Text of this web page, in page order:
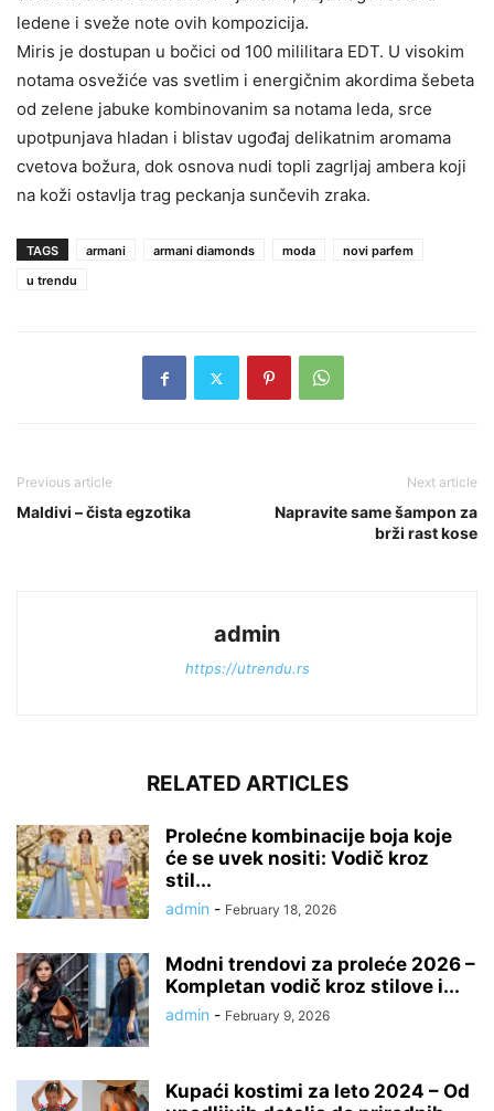
ledene i sveže note ovih kompozicija.
Miris je dostupan u bočici od 100 mililitara EDT. U visokim
notama osvežiće vas svetlim i energičnim akordima šebeta
od zelene jabuke kombinovanim sa notama leda, srce
upotpunjava hladan i blistav ugođaj delikatnim aromama
cvetova božura, dok osnova nudi topli zagrljaj ambera koji
na koži ostavlja trag peckanja sunčevih zraka.
TAGS armani armani diamonds moda
novi parfem
u trendu
Previous article
Maldivi – čista egzotika
Next article
Napravite same šampon za
brži rast kose
admin
https://utrendu.rs
RELATED ARTICLES
Prolećne kombinacije boja koje
će se uvek nositi: Vodič kroz
stil...
admin - February 18, 2026
Modni trendovi za proleće 2026 –
Kompletan vodič kroz stilove i...
admin - February 9, 2026
Kupaći kostimi za leto 2024 – Od